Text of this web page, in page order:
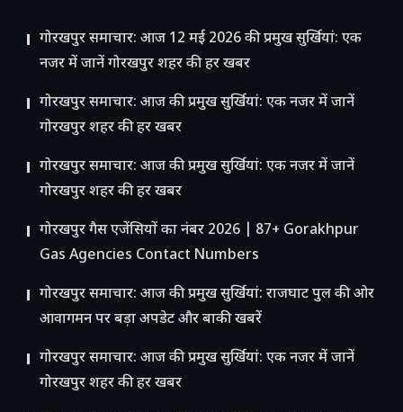
गोरखपुर समाचार: आज 12 मई 2026 की प्रमुख सुर्खियां: एक
नजर में जानें गोरखपुर शहर की हर खबर
गोरखपुर समाचार: आज की प्रमुख सुर्खियां: एक नजर में जानें
गोरखपुर शहर की हर खबर
गोरखपुर समाचार: आज की प्रमुख सुर्खियां: एक नजर में जानें
गोरखपुर शहर की हर खबर
गोरखपुर गैस एजेंसियों का नंबर 2026 | 87+ Gorakhpur
Gas Agencies Contact Numbers
गोरखपुर समाचार: आज की प्रमुख सुर्खियां: राजघाट पुल की ओर
आवागमन पर बड़ा अपडेट और बाकी खबरें
गोरखपुर समाचार: आज की प्रमुख सुर्खियां: एक नजर में जानें
गोरखपुर शहर की हर खबर